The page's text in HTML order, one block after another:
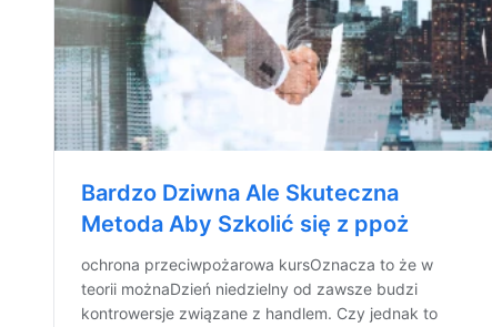
Bardzo Dziwna Ale Skuteczna
Metoda Aby Szkolić się z ppoż
ochrona przeciwpożarowa kursOznacza to że w
teorii możnaDzień niedzielny od zawsze budzi
kontrowersje związane z handlem. Czy jednak to